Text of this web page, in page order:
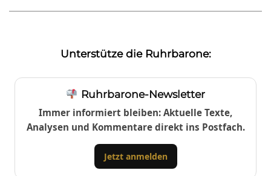
Unterstütze die Ruhrbarone:
Ruhrbarone-Newsletter
Immer informiert bleiben: Aktuelle Texte,
Analysen und Kommentare direkt ins Postfach.
Jetzt anmelden